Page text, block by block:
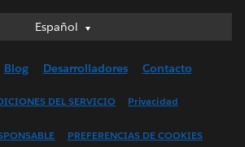
Español
Español
English (UK)
Français (France)
Blog Desarrolladores Contacto
DEL SERVICIO Privacidad
PREFERENCIAS DE COOKIES